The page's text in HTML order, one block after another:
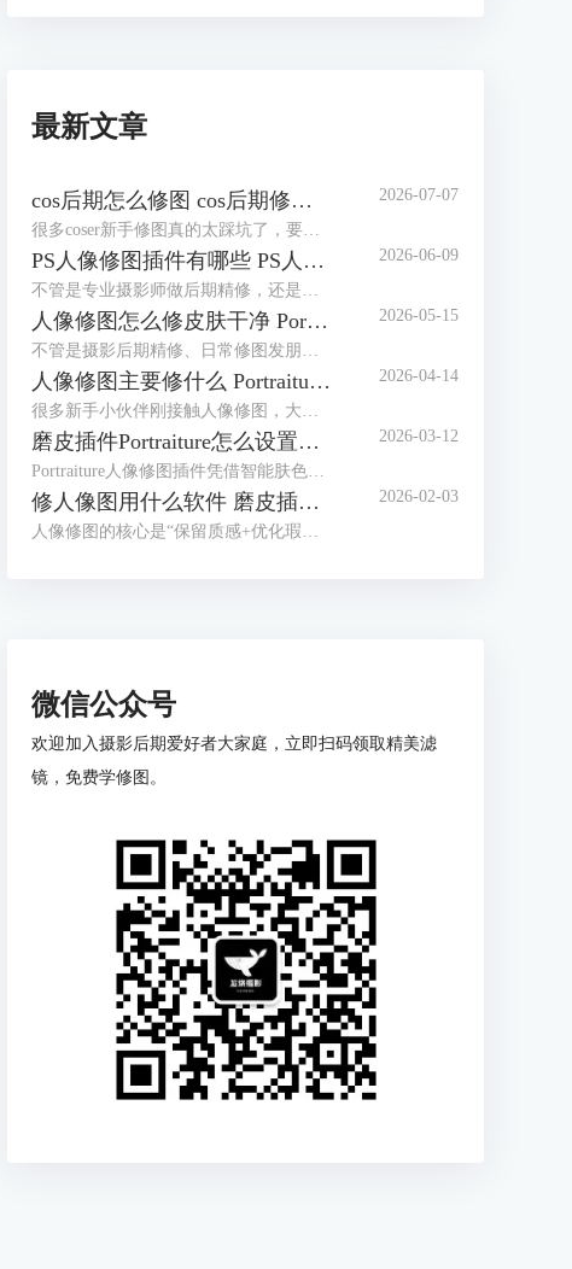
最新文章
cos后期怎么修图 cos后期修图怎么磨皮好看 2026-07-07
PS人像修图插件有哪些 PS人像修图插件怎么用 2026-06-09
人像修图怎么修皮肤干净 Portraiture怎么修人像脸部五官 2026-05-15
人像修图主要修什么 Portraiture插件怎么用 2026-04-14
磨皮插件Portraiture怎么设置数值 Portraiture怎么保存预设 2026-03-12
修人像图用什么软件 磨皮插件Portraiture怎么用 2026-02-03
微信公众号
欢迎加入摄影后期爱好者大家庭，立即扫码领取精美滤
镜，免费学修图。